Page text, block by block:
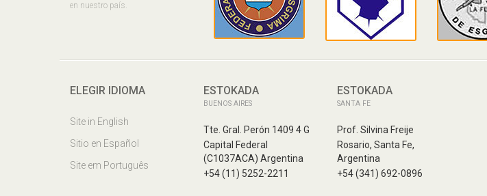
en nuestro país.
ELEGIR IDIOMA
Site in English
Sitio en Español
Site em Português
ESTOKADA
BUENOS AIRES
Tte. Gral. Perón 1409 4 G
Capital Federal
(C1037ACA) Argentina
+54 (11) 5252-2211
ESTOKADA
SANTA FE
Prof. Silvina Freije
Rosario, Santa Fe,
Argentina
+54 (341) 692-0896